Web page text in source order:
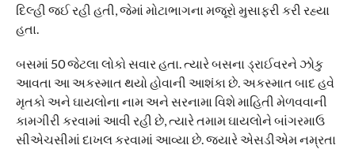
દિલ્હી જઈ રહી હતી, જેમાં મોટાભાગના મજૂરો મુસાફરી કરી રહ્યા
હતા.
બસમાં 50 જેટલા લોકો સવાર હતા. ત્યારે બસના ડ્રાઈવરને ઝોકુ
આવતા આ અકસ્માત થયો હોવાની આશંકા છે. અકસ્માત બાદ હવે
મૃતકો અને ઘાયલોના નામ અને સરનામા વિશે માહિતી મેળવવાની
કામગીરી કરવામાં આવી રહી છે, ત્યારે તમામ ઘાયલોને બાંગરમાઉ
સીએચસીમાં દાખલ કરવામાં આવ્યા છે. જ્યારે એસડીએમ નમ્રતા